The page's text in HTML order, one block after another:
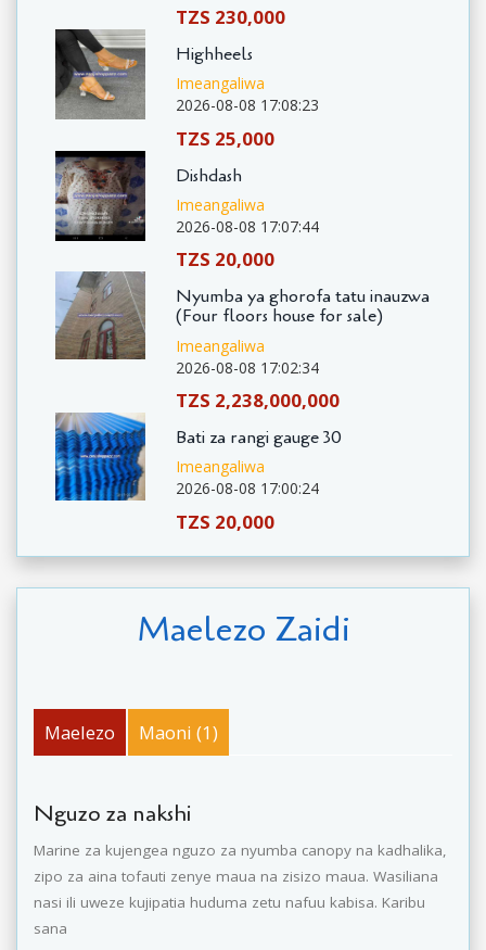
TZS 230,000
Highheels
Imeangaliwa
2026-08-08 17:08:23
TZS 25,000
Dishdash
Imeangaliwa
2026-08-08 17:07:44
TZS 20,000
Nyumba ya ghorofa tatu inauzwa
(Four floors house for sale)
Imeangaliwa
2026-08-08 17:02:34
TZS 2,238,000,000
Bati za rangi gauge 30
Imeangaliwa
2026-08-08 17:00:24
TZS 20,000
Maelezo Zaidi
Maelezo Maoni (1)
Nguzo za nakshi
Marine za kujengea nguzo za nyumba canopy na kadhalika,
zipo za aina tofauti zenye maua na zisizo maua. Wasiliana
nasi ili uweze kujipatia huduma zetu nafuu kabisa. Karibu
sana